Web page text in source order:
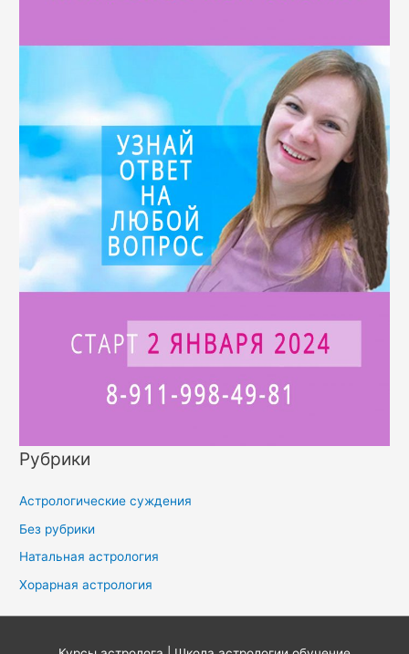
Рубрики
Астрологические суждения
Без рубрики
Натальная астрология
Хорарная астрология